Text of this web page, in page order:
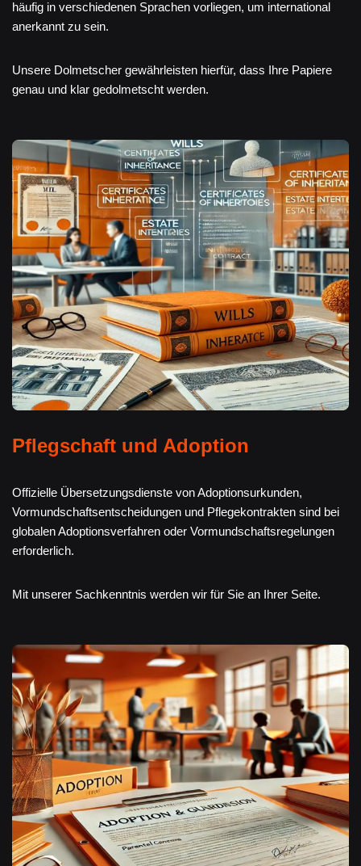
häufig in verschiedenen Sprachen vorliegen, um international
anerkannt zu sein.
Unsere Dolmetscher gewährleisten hierfür, dass Ihre Papiere
genau und klar gedolmetscht werden.
Pflegschaft und Adoption
Offizielle Übersetzungsdienste von Adoptionsurkunden,
Vormundschaftsentscheidungen und Pflegekontrakten sind bei
globalen Adoptionsverfahren oder Vormundschaftsregelungen
erforderlich.
Mit unserer Sachkenntnis werden wir für Sie an Ihrer Seite.